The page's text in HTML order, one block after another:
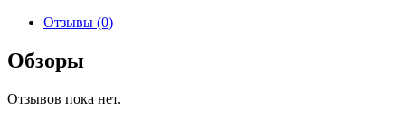
Отзывы (0)
Обзоры
Отзывов пока нет.